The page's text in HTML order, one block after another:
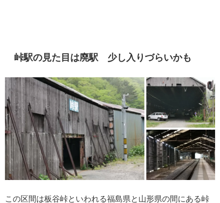
峠駅の見た目は廃駅 少し入りづらいかも
この区間は板谷峠といわれる福島県と山形県の間にある峠